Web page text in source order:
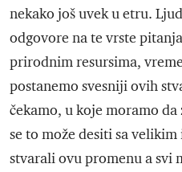
nekako još uvek u etru.
odgovore na te vrste
prirodnim resursima,
postanemo svesniji ovih
čekamo, u koje moramo
se to može desiti sa
stvarali ovu promenu a svi